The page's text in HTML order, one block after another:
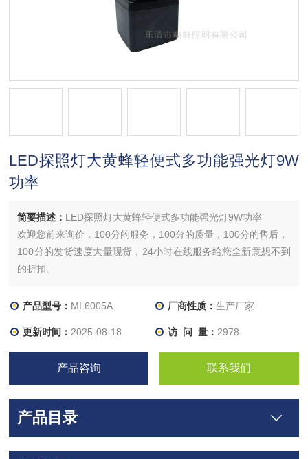
LED探照灯大黄蜂轻便式多功能强光灯9W
功率
简要描述： LED探照灯大黄蜂轻便式多功能强光灯9W功率
欢迎您前来询价，100分的服务，100分的质量，100分的售后，
100分的发货速度大量现货，24小时在线服务给您全新意想不到
的折扣。
产品型号： ML6005A 厂商性质： 生产厂家
更新时间： 2025-08-18 访 问 量： 2978
产品咨询 联系我们
产品目录